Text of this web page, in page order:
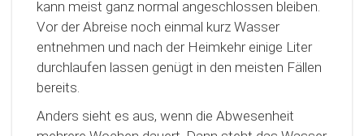
kann meist ganz normal angeschlossen bleiben.
Vor der Abreise noch einmal kurz Wasser
entnehmen und nach der Heimkehr einige Liter
durchlaufen lassen genügt in den meisten Fällen
bereits.
Anders sieht es aus, wenn die Abwesenheit